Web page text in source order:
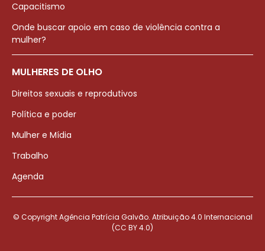
Capacitismo
Onde buscar apoio em caso de violência contra a
mulher?
MULHERES DE OLHO
Direitos sexuais e reprodutivos
Política e poder
Mulher e Mídia
Trabalho
Agenda
© Copyright Agência Patrícia Galvão. Atribuição 4.0 Internacional
(CC BY 4.0)